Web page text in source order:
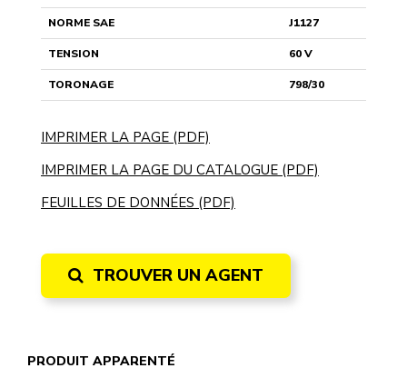
NORME SAE J1127
TENSION 60 V
TORONAGE 798/30
IMPRIMER LA PAGE (PDF)
IMPRIMER LA PAGE DU CATALOGUE (PDF)
FEUILLES DE DONNÉES (PDF)
TROUVER UN AGENT
PRODUIT APPARENTÉ